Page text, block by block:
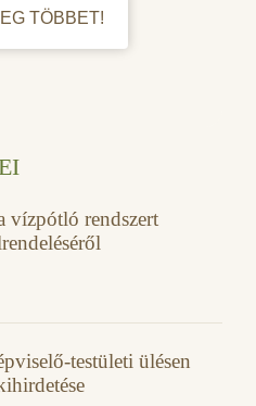
TÖBBET!
vízpótló rendszert
testületi ülésen